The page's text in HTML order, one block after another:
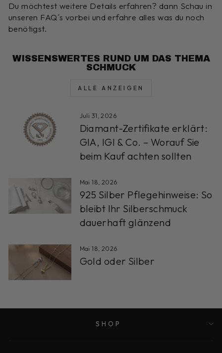
Du möchtest weitere Details erfahren? dann Schau in
unseren FAQ´s vorbei und erfahre alles was du noch
benötigst.
WISSENSWERTES RUND UM DAS THEMA
SCHMUCK
ALLE ANZEIGEN
Juli 31, 2026
Diamant-Zertifikate erklärt:
GIA, IGI & Co. – Worauf Sie
beim Kauf achten sollten
Mai 18, 2026
925 Silber Pflegehinweise: So
bleibt Ihr Silberschmuck
dauerhaft glänzend
Mai 18, 2026
Gold oder Silber
SHOP